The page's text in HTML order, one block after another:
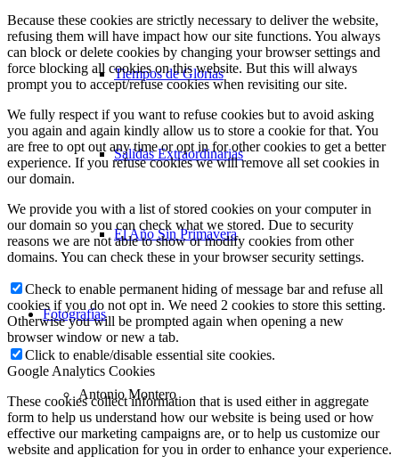
Tiempos de Glorias
Salidas Extraordinarias
El Año Sin Primavera
Fotografías
Antonio Montero
Because these cookies are strictly necessary to deliver the website,
refusing them will have impact how our site functions. You always
can block or delete cookies by changing your browser settings and
force blocking all cookies on this website. But this will always
prompt you to accept/refuse cookies when revisiting our site.
We fully respect if you want to refuse cookies but to avoid asking
you again and again kindly allow us to store a cookie for that. You
are free to opt out any time or opt in for other cookies to get a better
experience. If you refuse cookies we will remove all set cookies in
our domain.
We provide you with a list of stored cookies on your computer in
our domain so you can check what we stored. Due to security
reasons we are not able to show or modify cookies from other
domains. You can check these in your browser security settings.
Check to enable permanent hiding of message bar and refuse all
cookies if you do not opt in. We need 2 cookies to store this setting.
Otherwise you will be prompted again when opening a new
browser window or new a tab.
Click to enable/disable essential site cookies.
Google Analytics Cookies
These cookies collect information that is used either in aggregate
form to help us understand how our website is being used or how
effective our marketing campaigns are, or to help us customize our
website and application for you in order to enhance your experience.